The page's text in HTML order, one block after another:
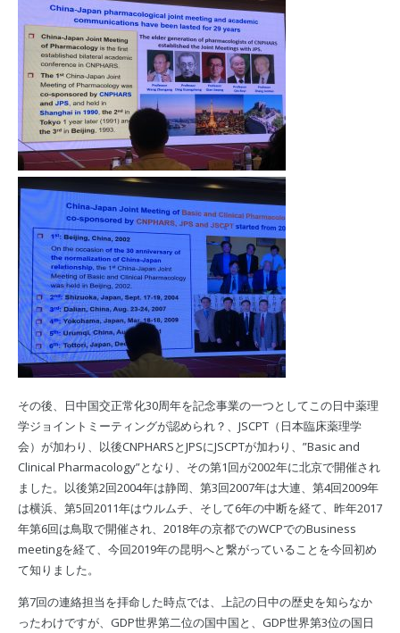
その後、日中国交正常化30周年を記念事業の一つとしてこの日中薬理
学ジョイントミーティングが認められ？、JSCPT（日本臨床薬理学
会）が加わり、以後CNPHARSとJPSにJSCPTが加わり、”Basic and
Clinical Pharmacology”となり、その第1回が2002年に北京で開催され
ました。以後第2回2004年は静岡、第3回2007年は大連、第4回2009年
は横浜、第5回2011年はウルムチ、そして6年の中断を経て、昨年2017
年第6回は鳥取で開催され、2018年の京都でのWCPでのBusiness
meetingを経て、今回2019年の昆明へと繋がっていることを今回初め
て知りました。
第7回の連絡担当を拝命した時点では、上記の日中の歴史を知らなか
ったわけですが、GDP世界第二位の国中国と、GDP世界第3位の国日